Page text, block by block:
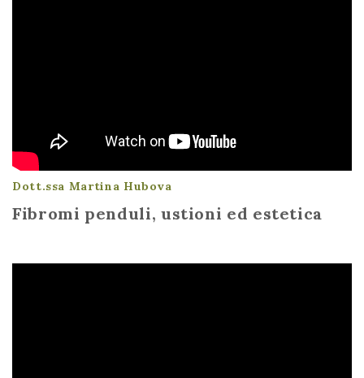
Dott.ssa Martina Hubova
Fibromi penduli, ustioni ed estetica